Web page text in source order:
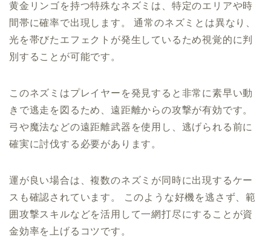
黄金リンゴを持つ特殊なネズミは、特定のエリアや時
間帯に確率で出現します。 通常のネズミとは異なり、
光を帯びたエフェクトが発生しているため視覚的に判
別することが可能です。
このネズミはプレイヤーを発見すると非常に素早い動
きで逃走を図るため、遠距離からの攻撃が有効です。
弓や魔法などの遠距離武器を使用し、逃げられる前に
確実に討伐する必要があります。
運が良い場合は、複数のネズミが同時に出現するケー
スも確認されています。 このような好機を逃さず、範
囲攻撃スキルなどを活用して一網打尽にすることが資
金効率を上げるコツです。